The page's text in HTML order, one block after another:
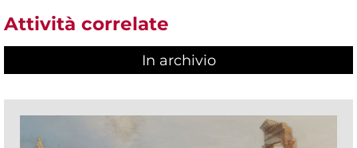
Attività correlate
In archivio